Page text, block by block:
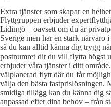
Extra tjänster som skapar en
Flyttgruppen erbjuder
Lidingö – oavsett om du är
Sverige men har en stark
så du kan alltid känna dig trygg
postnumret dit du vill flytta högst
erbjuder våra tjänster i ditt
välplanerad flytt där du får
välja den bästa fastprislösningen.
smidiga tillägg kan du känna dig
anpassad efter dina behov – från